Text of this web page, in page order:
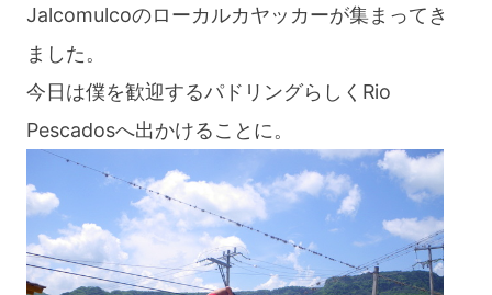
Jalcomulcoのローカルカヤッカーが集まってき
ました。
今日は僕を歓迎するパドリングらしくRio
Pescadosへ出かけることに。